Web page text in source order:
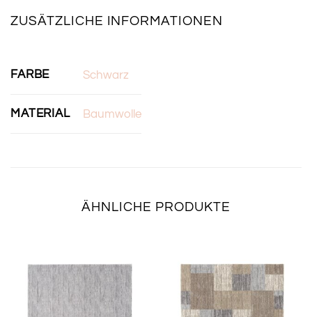
ZUSÄTZLICHE INFORMATIONEN
FARBE Schwarz
MATERIAL Baumwolle
ÄHNLICHE PRODUKTE